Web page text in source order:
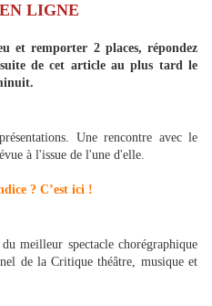
LIGNE
et remporter 2 places, répondez
de cet article au plus tard le
Une rencontre avec le
à l'issue de l'une d'elle.
? C’est ici !
meilleur spectacle chorégraphique
de la Critique théâtre, musique et